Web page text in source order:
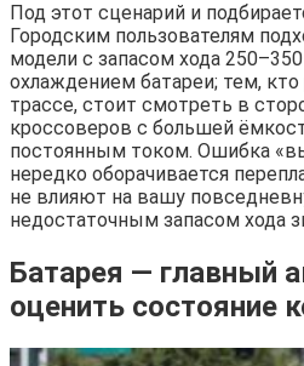
Под этот сценарий и
Городским пользователям
модели с запасом хода
охлаждением батареи; тем, кто
трассе, стоит смотреть в
кроссоверов с большей
постоянным током. Ошибка
нередко оборачивается
не влияют на вашу
недостаточным запасом хода
Батарея — главный
оценить состояние